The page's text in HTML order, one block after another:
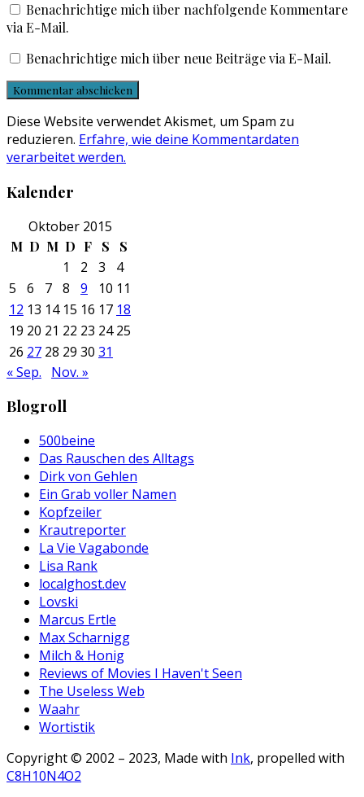
Benachrichtige mich über nachfolgende Kommentare
via E-Mail.
Benachrichtige mich über neue Beiträge via E-Mail.
Diese Website verwendet Akismet, um Spam zu
reduzieren. Erfahre, wie deine Kommentardaten
verarbeitet werden.
Kalender
Oktober 2015
M D M D F S S
1 2 3
4
5
6 7 8 9 10 11
12 13 14 15 16 17 18
19 20 21 22 23 24 25
26 27 28 29 30 31
« Sep.
Nov. »
Blogroll
500beine
Das Rauschen des Alltags
Dirk von Gehlen
Ein Grab voller Namen
Kopfzeiler
Krautreporter
La Vie Vagabonde
Lisa Rank
localghost.dev
Lovski
Marcus Ertle
Max Scharnigg
Milch & Honig
Reviews of Movies I Haven't Seen
The Useless Web
Waahr
Wortistik
Copyright © 2002 – 2023, Made with Ink, propelled with
C8H10N4O2